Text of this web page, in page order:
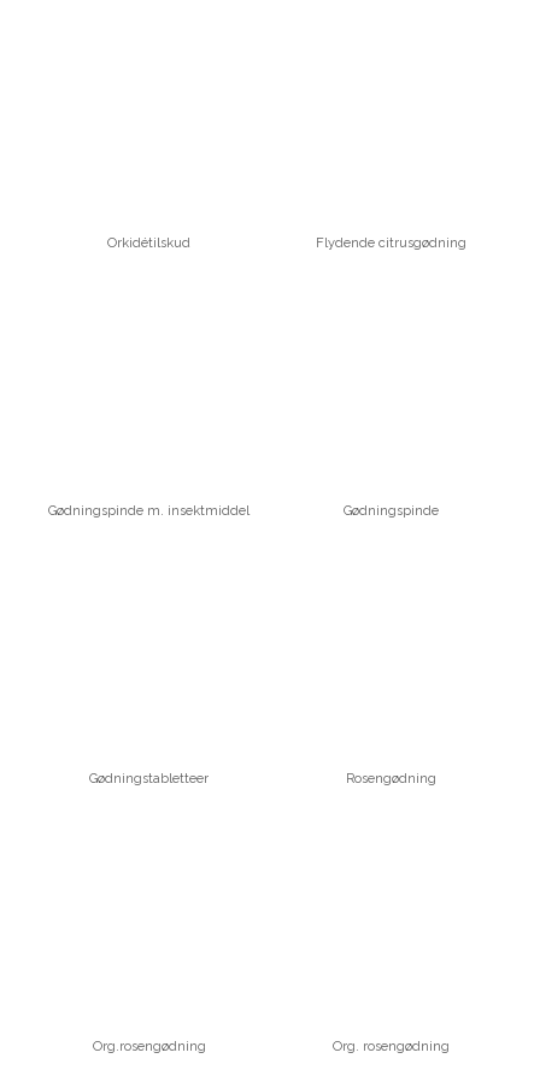
Orkidétilskud Flydende citrusgødning
Gødningspinde m. insektmiddel Gødningspinde
Gødningstabletteer Rosengødning
Org.rosengødning Org. rosengødning